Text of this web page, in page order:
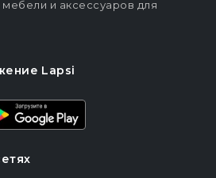
и аксессуаров для
Lapsi